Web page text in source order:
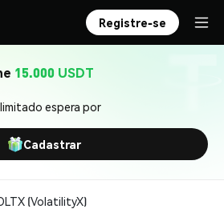
Registre-se
15.000 USDT
espera por
Cadastrar
(VolatilityX)